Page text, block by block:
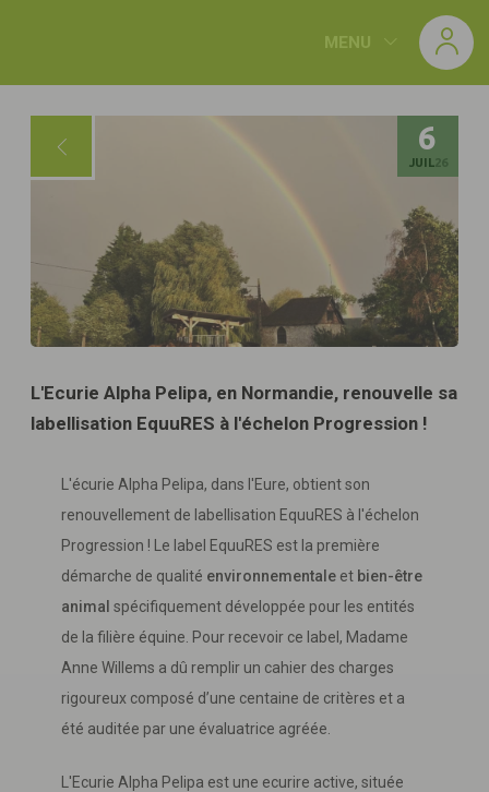
MENU
6
JUIL 26
L'Ecurie Alpha Pelipa, en Normandie, renouvelle sa
labellisation EquuRES à l'échelon Progression !
L'écurie Alpha Pelipa, dans l'Eure, obtient son
renouvellement de labellisation EquuRES à l'échelon
Progression ! Le label EquuRES est la première
démarche de qualité environnementale et bien-être
animal spécifiquement développée pour les entités
de la filière équine. Pour recevoir ce label, Madame
Anne Willems a dû remplir un cahier des charges
rigoureux composé d’une centaine de critères et a
été auditée par une évaluatrice agréée.
L'Ecurie Alpha Pelipa est une ecurire active, située